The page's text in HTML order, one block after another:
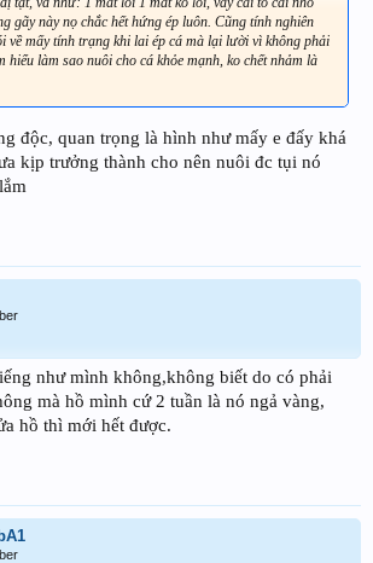
gãy này nọ chắc hết hứng ép luôn. Cũng tính nghiên
về mấy tính trạng khi lai ép cá mà lại lười vì không phải
hiểu làm sao nuôi cho cá khỏe mạnh, ko chết nhảm là
độc, quan trọng là hình như mấy e đấy khá
kịp trưởng thành cho nên nuôi đc tụi nó
như mình không,không biết do có phải
mà hồ mình cứ 2 tuần là nó ngả vàng,
hồ thì mới hết được.